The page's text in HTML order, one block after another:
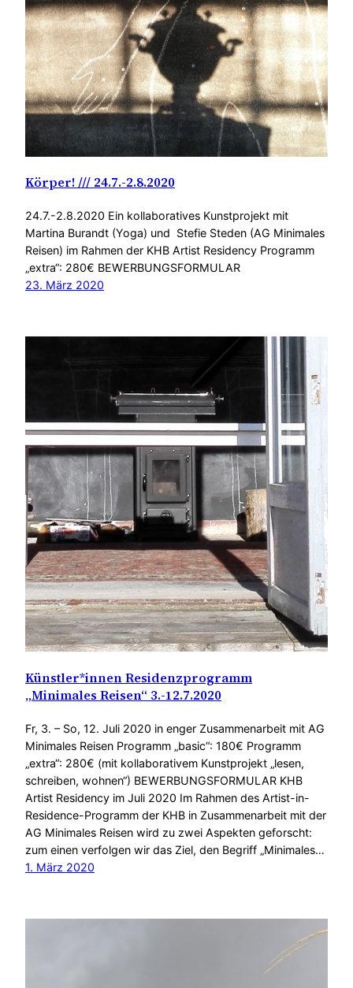
Körper! /// 24.7.-2.8.2020
24.7.-2.8.2020 Ein kollaboratives Kunstprojekt mit
Martina Burandt (Yoga) und Stefie Steden (AG Minimales
Reisen) im Rahmen der KHB Artist Residency Programm
„extra“: 280€ BEWERBUNGSFORMULAR
23. März 2020
Künstler*innen Residenzprogramm
„Minimales Reisen“ 3.-12.7.2020
Fr, 3. – So, 12. Juli 2020 in enger Zusammenarbeit mit AG
Minimales Reisen Programm „basic“: 180€ Programm
„extra“: 280€ (mit kollaborativem Kunstprojekt „lesen,
schreiben, wohnen“) BEWERBUNGSFORMULAR KHB
Artist Residency im Juli 2020 Im Rahmen des Artist-in-
Residence-Programm der KHB in Zusammenarbeit mit der
AG Minimales Reisen wird zu zwei Aspekten geforscht:
zum einen verfolgen wir das Ziel, den Begriff „Minimales…
1. März 2020